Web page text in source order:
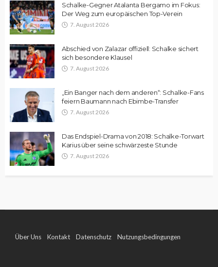
Schalke-Gegner Atalanta Bergamo im Fokus:
Der Weg zum europäischen Top-Verein
7. August 2026
Abschied von Zalazar offiziell: Schalke sichert
sich besondere Klausel
7. August 2026
„Ein Banger nach dem anderen“: Schalke-Fans
feiern Baumann nach Ebimbe-Transfer
7. August 2026
Das Endspiel-Drama von 2018: Schalke-Torwart
Karius über seine schwärzeste Stunde
7. August 2026
Über Uns Kontakt Datenschutz Nutzungsbedingungen